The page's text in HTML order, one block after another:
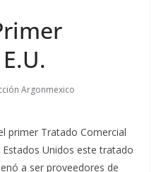
Argonmexico
primer Tratado Comercial
Unidos este tratado
a ser proveedores de